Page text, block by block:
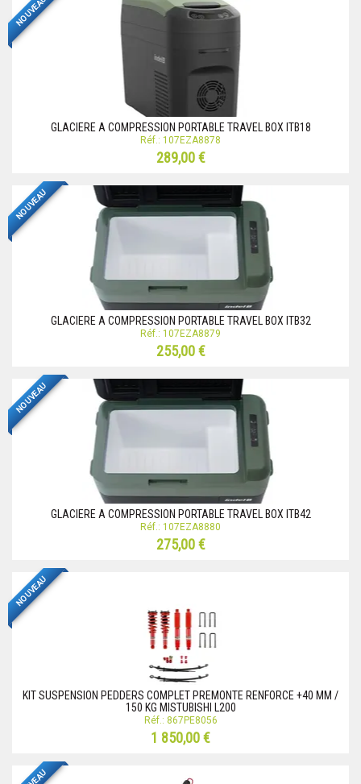
NOUVEAU
GLACIERE A COMPRESSION PORTABLE TRAVEL BOX ITB18
Réf.: 107EZA8878
289,00 €
NOUVEAU
GLACIERE A COMPRESSION PORTABLE TRAVEL BOX ITB32
Réf.: 107EZA8879
255,00 €
NOUVEAU
GLACIERE A COMPRESSION PORTABLE TRAVEL BOX ITB42
Réf.: 107EZA8880
275,00 €
NOUVEAU
KIT SUSPENSION PEDDERS COMPLET PREMONTE RENFORCE +40 MM /
150 KG MISTUBISHI L200
Réf.: 867PE8056
1 850,00 €